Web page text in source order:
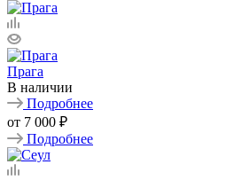
Прага
В наличии
Подробнее
от 7 000 ₽
Подробнее